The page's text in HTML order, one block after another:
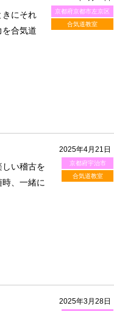
京都府京都市左京区
合気道教室
きにそれ
を合気道
2025年4月21日
京都府宇治市
合気道教室
い稽古を
、一緒に
2025年3月28日